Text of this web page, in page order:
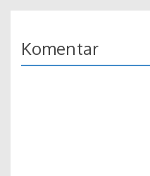
Komentar